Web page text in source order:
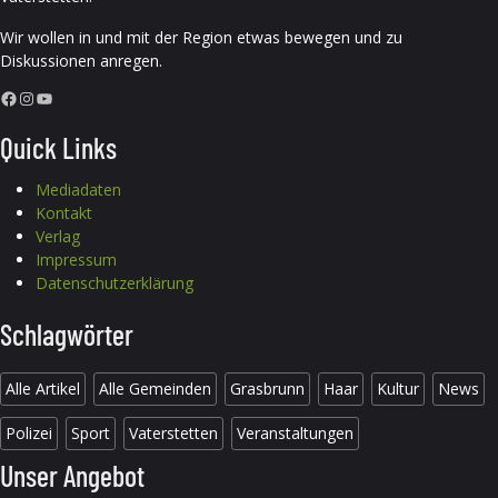
Wir wollen in und mit der Region etwas bewegen und zu
Diskussionen anregen.
Facebook InstagramYouTube
Quick Links
Mediadaten
Kontakt
Verlag
Impressum
Datenschutzerklärung
Schlagwörter
Alle Artikel Alle Gemeinden Grasbrunn Haar Kultur News
Polizei Sport Vaterstetten Veranstaltungen
Unser Angebot